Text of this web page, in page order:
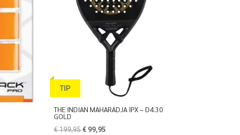
TIP
THE INDIAN MAHARADJA IPX – D4.30
GOLD
€199,95Oorspronkelijke
€ 99,95